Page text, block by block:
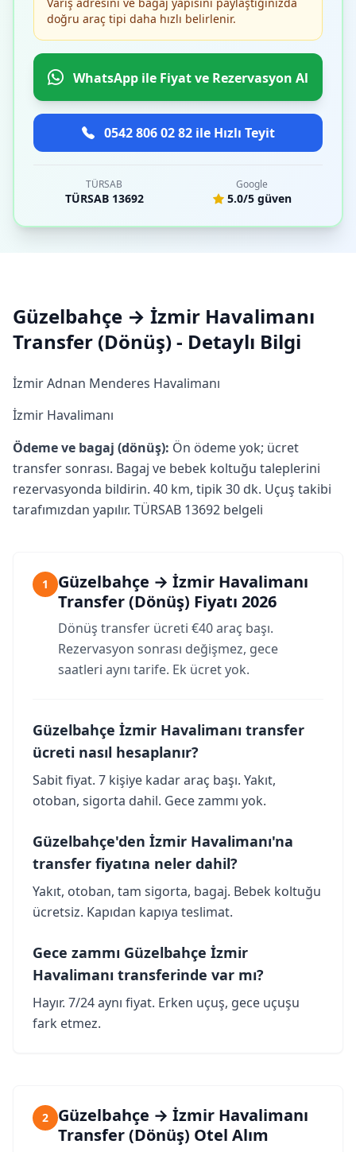
doğru araç tipi daha hızlı belirlenir.
WhatsApp ile Fiyat ve Rezervasyon Al
0542 806 02 82 ile Hızlı Teyit
TÜRSAB
TÜRSAB 13692
Google
5.0/5 güven
Güzelbahçe → İzmir Havalimanı
Transfer (Dönüş) - Detaylı Bilgi
İzmir Adnan Menderes Havalimanı
İzmir Havalimanı
Ödeme ve bagaj (dönüş): Ön ödeme yok; ücret
transfer sonrası. Bagaj ve bebek koltuğu taleplerini
rezervasyonda bildirin. 40 km, tipik 30 dk. Uçuş takibi
tarafımızdan yapılır. TÜRSAB 13692 belgeli
1
Güzelbahçe → İzmir Havalimanı
Transfer (Dönüş) Fiyatı 2026
Dönüş transfer ücreti €40 araç başı.
Rezervasyon sonrası değişmez, gece
saatleri aynı tarife. Ek ücret yok.
Güzelbahçe İzmir Havalimanı transfer
ücreti nasıl hesaplanır?
Sabit fiyat. 7 kişiye kadar araç başı. Yakıt,
otoban, sigorta dahil. Gece zammı yok.
Güzelbahçe'den İzmir Havalimanı'na
transfer fiyatına neler dahil?
Yakıt, otoban, tam sigorta, bagaj. Bebek koltuğu
ücretsiz. Kapıdan kapıya teslimat.
Gece zammı Güzelbahçe İzmir
Havalimanı transferinde var mı?
Hayır. 7/24 aynı fiyat. Erken uçuş, gece uçuşu
fark etmez.
2
Güzelbahçe → İzmir Havalimanı
Transfer (Dönüş) Otel Alım